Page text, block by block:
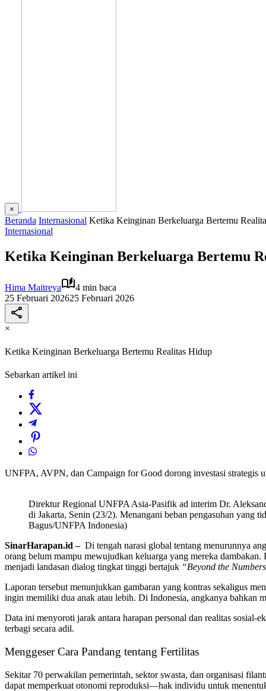
×
Beranda Internasional Ketika Keinginan Berkeluarga Bertemu
Internasional
Ketika Keinginan Berkeluarga Bertemu
Hima Maitreya
4 min baca
25 Februari 202625 Februari 2026
×
Ketika Keinginan Berkeluarga Bertemu Realitas Hidup
Sebarkan artikel ini
UNFPA, AVPN, dan Campaign for Good dorong investasi strategis
Direktur Regional UNFPA Asia-Pasifik ad interim Dr.
di Jakarta, Senin (23/2). Menangani beban pengasuhan yang
Bagus/UNFPA Indonesia)
SinarHarapan.id – Di tengah narasi global tentang menurunnya
orang belum mampu mewujudkan keluarga yang mereka
menjadi landasan dialog tingkat tinggi bertajuk “Beyond the
Laporan tersebut menunjukkan gambaran yang kontras sekaligus
ingin memiliki dua anak atau lebih. Di Indonesia, angkanya bahkan
Data ini menyoroti jarak antara harapan personal dan realitas
terbagi secara adil.
Menggeser Cara Pandang tentang Fertilitas
Sekitar 70 perwakilan pemerintah, sektor swasta, dan organisasi
dapat memperkuat otonomi reproduksi—hak individu untuk